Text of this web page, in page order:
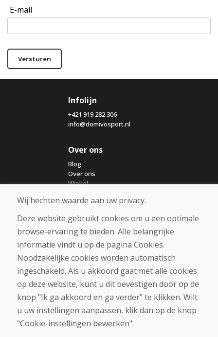
E-mail
Versturen
Infolijn
+421 919 282 306
info@domivosport.nl
Over ons
Blog
Over ons
Winkel
Aankoop
Eshop
Algemene voorwaarden
Vervoer
Betaling
Klacht
Retourneren en ruilen van goederen
Cookies
Wij hechten waarde aan uw privacy.
Deze website gebruikt cookies om u een optimale
browse-ervaring te bieden. Alle belangrijke
informatie vindt u op de pagina Cookies.
Noodzakelijke cookies worden automatisch
ingeschakeld. Als u akkoord gaat met alle cookies
op deze website, kunt u dit bevestigen door op de
knop "Ik ga akkoord en ga verder" te klikken. Wilt
u uw instellingen aanpassen, klik dan op de knop
"Cookie-instellingen bewerken".